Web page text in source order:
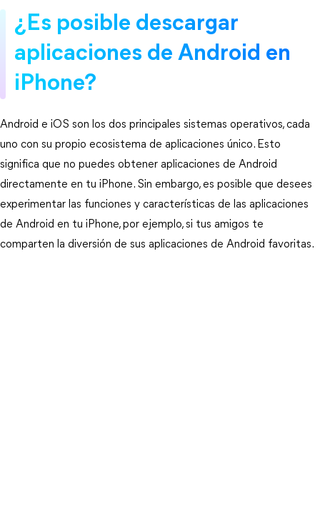
¿Es posible descargar
aplicaciones de Android en
iPhone?
Android e iOS son los dos principales sistemas operativos, cada
uno con su propio ecosistema de aplicaciones único. Esto
significa que no puedes obtener aplicaciones de Android
directamente en tu iPhone. Sin embargo, es posible que desees
experimentar las funciones y características de las aplicaciones
de Android en tu iPhone, por ejemplo, si tus amigos te
comparten la diversión de sus aplicaciones de Android favoritas.